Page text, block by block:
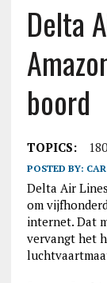
Delta
boord
TOPICS: 180
POSTED BY:
Delta Air
om
internet. Dat
vervangt het